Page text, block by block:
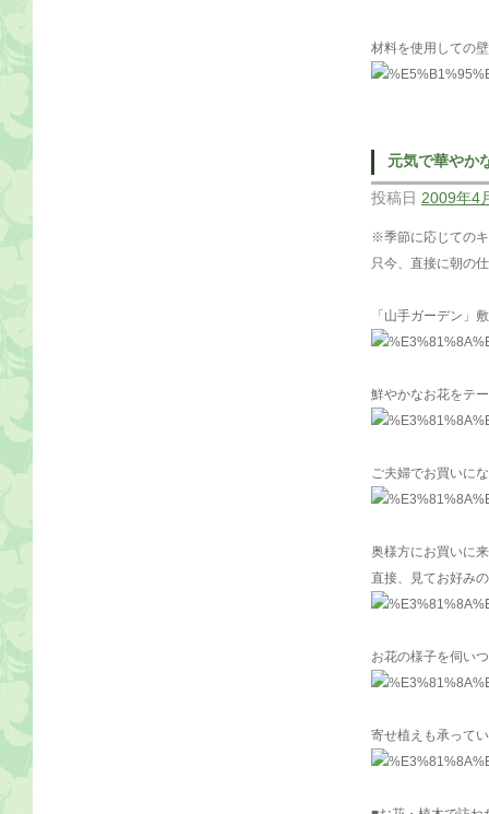
材料を使用しての
元気で華やか
投稿日 2009年4
※季節に応じての
只今、直接に朝の
「山手ガーデン」
鮮やかなお花をテ
ご夫婦でお買いに
奥様方にお買いに
直接、見てお好み
お花の様子を伺い
寄せ植えも承って